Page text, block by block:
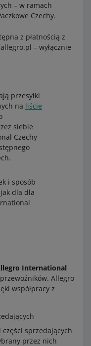
– w ramach
Czechy.
z płatnością z
– wyłącznie
przesyłki
na liście
siebie
Czechy
i sposób
dla dla
International
Allegro
współpracy z
sprzedających
przez nich